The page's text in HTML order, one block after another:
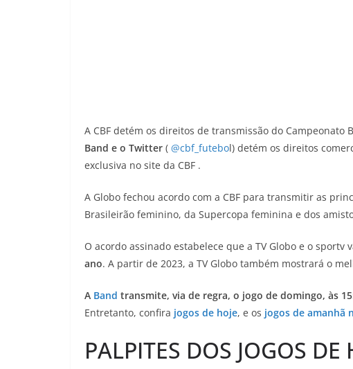
A CBF detém os direitos de transmissão do Campeonato
Band e o Twitter ( @cbf_futebol) detém os direitos
exclusiva no site da CBF .
A Globo fechou acordo com a CBF para transmitir as
Brasileirão feminino, da Supercopa feminina e dos
O acordo assinado estabelece que a TV Globo e o
ano. A partir de 2023, a TV Globo também mostrará o
A Band transmite, via de regra, o jogo de domingo, às
Entretanto, confira jogos de hoje, e os jogos de amanhã
PALPITES DOS JOGOS DE